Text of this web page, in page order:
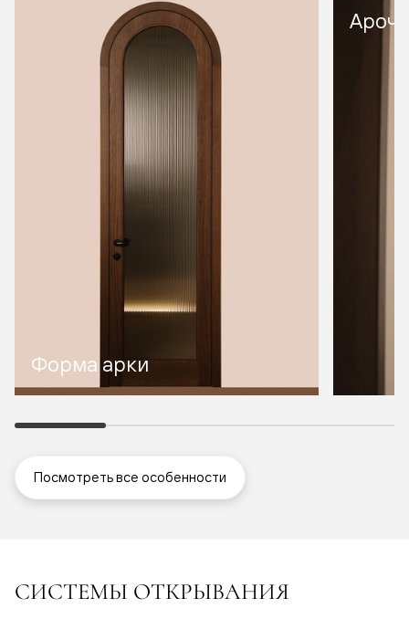
Форма арки
Посмотреть все особенности
СИСТЕМЫ ОТКРЫВАНИЯ